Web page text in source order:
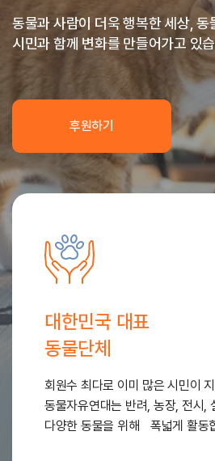
동물과 사람이 더욱 행복한 세상, 동
시민과 함께 변화를 만들어가고 있
후원하기
대한민국 대표
동물단체
회원수 최다로 이미 많은 시민이
동물자유연대는 반려, 농장, 전시
다양한 동물을 위해 폭넓게 활동